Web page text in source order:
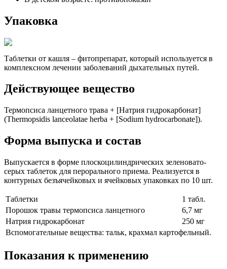
Упаковка
Таблетки от кашля – фитопрепарат, который используется в
комплексном лечении заболеваний дыхательных путей.
Действующее вещество
Термопсиса ланцетного трава + [Натрия гидрокарбонат]
(Thermopsidis lanceolatae herba + [Sodium hydrocarbonate]).
Форма выпуска и состав
Выпускается в форме плоскоцилиндрических зеленовато-
серых таблеток для перорального приема. Реализуется в
контурных безъячейковых и ячейковых упаковках по 10 шт.
Таблетки
1 табл.
Порошок травы термопсиса ланцетного
6,7 мг
Натрия гидрокарбонат
250 мг
Вспомогательные вещества: тальк, крахмал картофельный.
Показания к применению